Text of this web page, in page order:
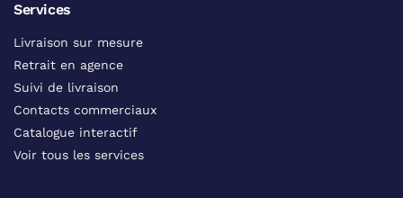
Services
Livraison sur mesure
Retrait en agence
Suivi de livraison
Contacts commerciaux
Catalogue interactif
Voir tous les services